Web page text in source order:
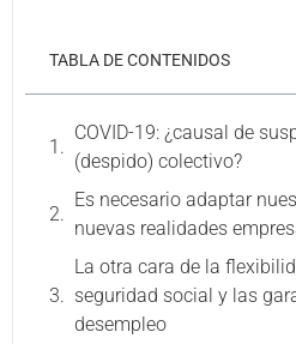
TABLA DE CONTENIDOS
COVID-19: ¿causal de
(despido) colectivo?
Es necesario adaptar
nuevas realidades
La otra cara de la
seguridad social y las
desempleo